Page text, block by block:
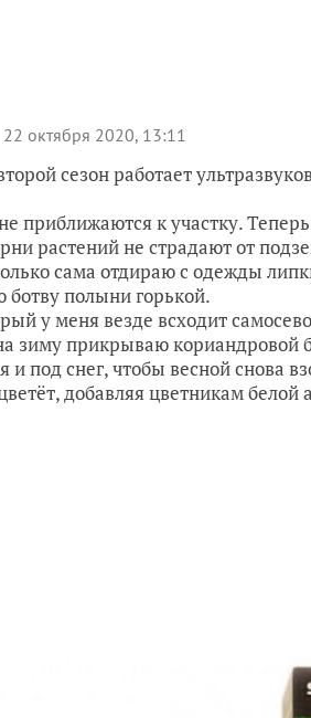
22 октября 2020, 13:11
сезон работает
приближаются к участку.
растений не страдают от
сама отдираю с одежды
полыни горькой.
у меня везде всходит
зиму прикрываю кориандровой
под снег, чтобы весной снова
добавляя цветникам белой